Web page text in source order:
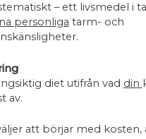
– ett livsmedel i
personliga tarm- och
diet utifrån vad din
av.
att börjar med kosten,